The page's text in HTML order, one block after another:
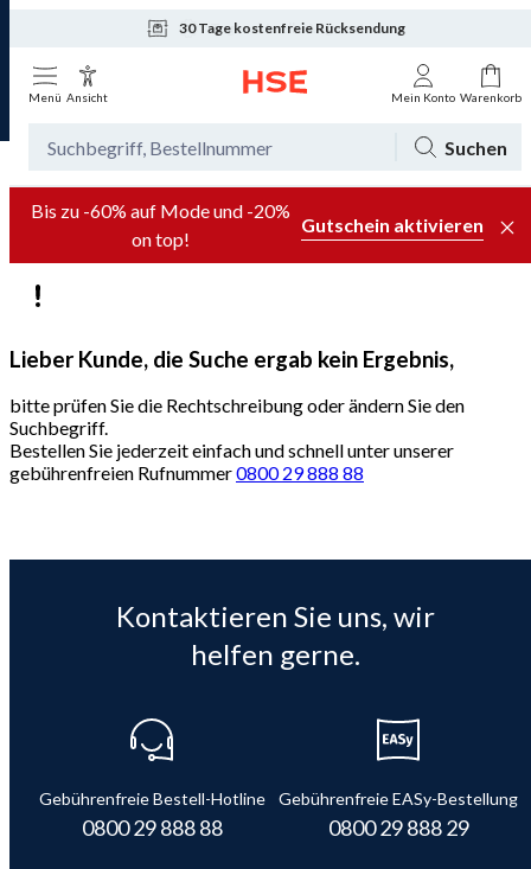
30 Tage kostenfreie Rücksendung
Tagesaktuelle Angebote
Menü Ansicht Mein Konto Warenkorb
Suchen
Bis zu -60% auf Mode und -20%
on top!
Gutschein aktivieren
Lieber Kunde, die Suche ergab kein Ergebnis,
bitte prüfen Sie die Rechtschreibung oder ändern Sie den
Suchbegriff.
Bestellen Sie jederzeit einfach und schnell unter unserer
gebührenfreien Rufnummer0800 29 888 88
Kontaktieren Sie uns, wir
helfen gerne.
Gebührenfreie Bestell-Hotline
0800 29 888 88
Gebührenfreie EASy-Bestellung
0800 29 888 29